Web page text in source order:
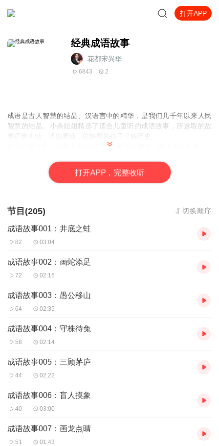
打开APP
经典成语故事
花都宋兴华
6843 2
成语是古人智慧的结晶、汉语言中的精华，是我们几千年以来人民
智慧的结晶。小余姐姐精选了适合儿童听的成语故事，所选取的故
欢迎订阅专辑，跟着小余姐姐一起汲取历史智慧，爱上成语之美！
打开APP，完整收听
节目(205) 切换顺序
成语故事001：井底之蛙
82 03:04
成语故事002：画蛇添足
72 02:15
成语故事003：愚公移山
64 02:35
成语故事004：守株待兔
58 02:14
成语故事005：三顾茅庐
44 02:22
成语故事006：盲人摸象
40 03:00
成语故事007：画龙点睛
51 01:43